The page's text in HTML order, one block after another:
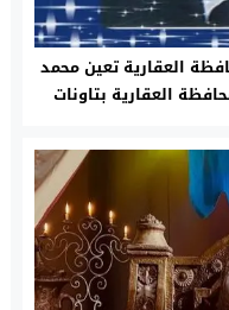
العقارية تعين محمد
العقارية بتاونات